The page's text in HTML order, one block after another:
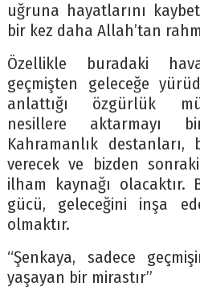
uğruna hayatlarını
bir kez daha Allah’tan
Özellikle buradaki
geçmişten geleceğe
anlattığı özgürlük
nesillere aktarmayı
Kahramanlık destanları,
verecek ve bizden
ilham kaynağı
gücü, geleceğini inşa
olmaktır.
“Şenkaya, sadece
yaşayan bir mirastır”